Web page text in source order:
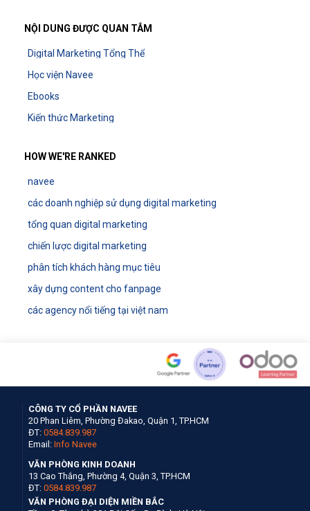
NỘI DUNG ĐƯỢC QUAN TÂM
Digital Marketing Tổng Thể
Học viện Navee
Ebooks
Kiến thức Marketing
HOW WE'RE RANKED
navee
các doanh nghiệp sử dụng digital marketing
tổng quan digital marketing
chiến lược digital marketing
phân tích khách hàng mục tiêu
xây dựng content cho fanpage
các agency nổi tiếng tại việt nam
CÔNG TY CỔ PHẦN NAVEE
20 Phan Liêm, Phường Đakao, Quận 1, TP.HCM
ĐT: 0584.839.987
Email: Info Navee
VĂN PHÒNG KINH DOANH
13 Cao Thắng, Phường 4, Quận 3, TP.HCM
ĐT: 0584.839.987
VĂN PHÒNG ĐẠI DIỆN MIỀN BẮC